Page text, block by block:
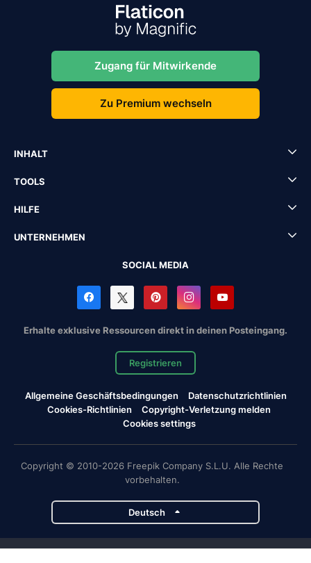
Zugang für Mitwirkende
Zu Premium wechseln
INHALT
TOOLS
HILFE
UNTERNEHMEN
SOCIAL MEDIA
Erhalte exklusive Ressourcen direkt in deinen Posteingang.
Registrieren
Allgemeine Geschäftsbedingungen
Datenschutzrichtlinien
Cookies-Richtlinien
Copyright-Verletzung melden
Cookies settings
Copyright © 2010-2026 Freepik Company S.L.U. Alle Rechte
vorbehalten.
Deutsch